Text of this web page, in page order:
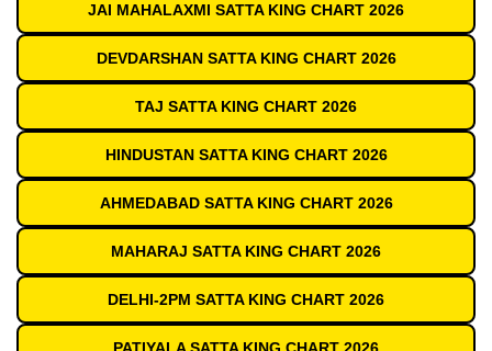
JAI MAHALAXMI SATTA KING CHART 2026
DEVDARSHAN SATTA KING CHART 2026
TAJ SATTA KING CHART 2026
HINDUSTAN SATTA KING CHART 2026
AHMEDABAD SATTA KING CHART 2026
MAHARAJ SATTA KING CHART 2026
DELHI-2PM SATTA KING CHART 2026